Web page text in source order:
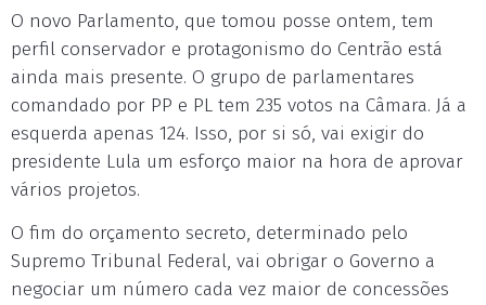
O novo Parlamento, que tomou posse ontem, tem
perfil conservador e protagonismo do Centrão está
ainda mais presente. O grupo de parlamentares
comandado por PP e PL tem 235 votos na Câmara. Já a
esquerda apenas 124. Isso, por si só, vai exigir do
presidente Lula um esforço maior na hora de aprovar
vários projetos.
O fim do orçamento secreto, determinado pelo
Supremo Tribunal Federal, vai obrigar o Governo a
negociar um número cada vez maior de concessões